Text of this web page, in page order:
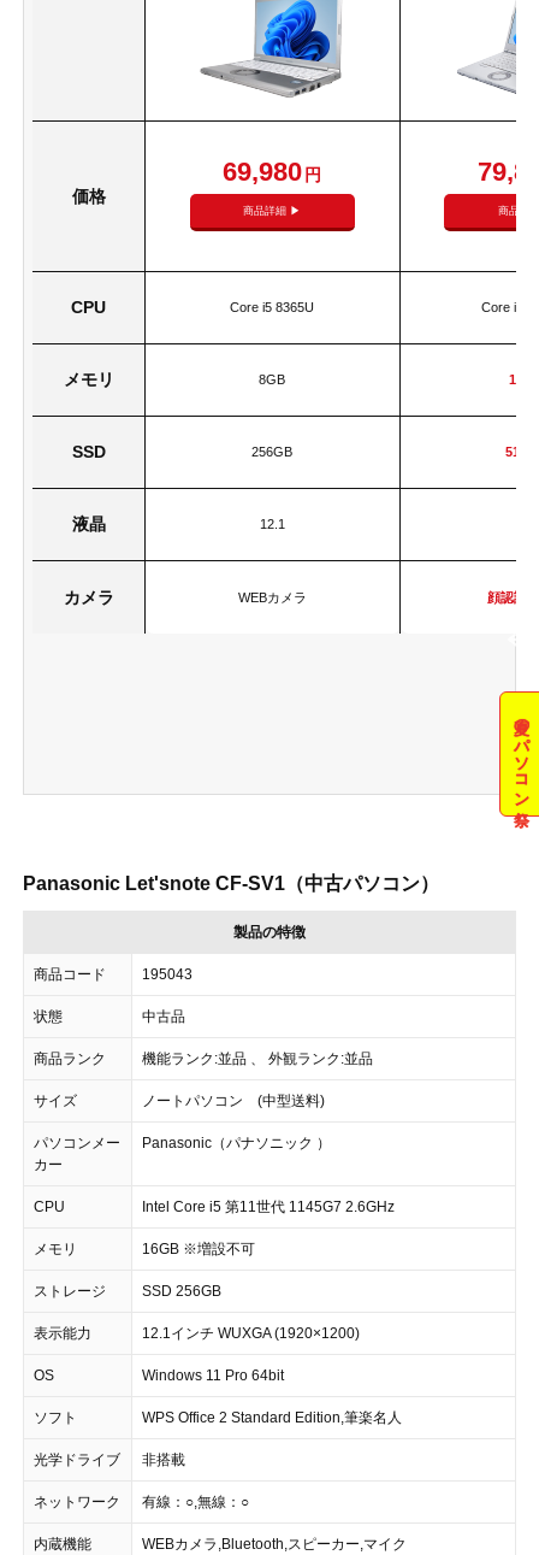
価格
CPU
メモリ
SSD
液晶
カメラ
69,980 円
商品詳細 ▶
Core i5 8365U
8GB
256GB
12.1
WEBカメラ
商品詳
Core i7
顔認証
Panasonic Let'snote CF-SV1（中古パソコン）
製品の特徴
商品コード 195043
状態 中古品
商品ランク 機能ランク:並品 、 外観ランク:並品
サイズ ノートパソコン (中型送料)
パソコンメー
カー
Panasonic（パナソニック ）
CPU Intel Core i5 第11世代 1145G7 2.6GHz
メモリ 16GB ※増設不可
ストレージ SSD 256GB
表示能力 12.1インチ WUXGA (1920×1200)
OS Windows 11 Pro 64bit
ソフト WPS Office 2 Standard Edition,筆楽名人
光学ドライブ 非搭載
ネットワーク 有線：○,無線：○
内蔵機能 WEBカメラ,Bluetooth,スピーカー,マイク
夏のパソコン祭